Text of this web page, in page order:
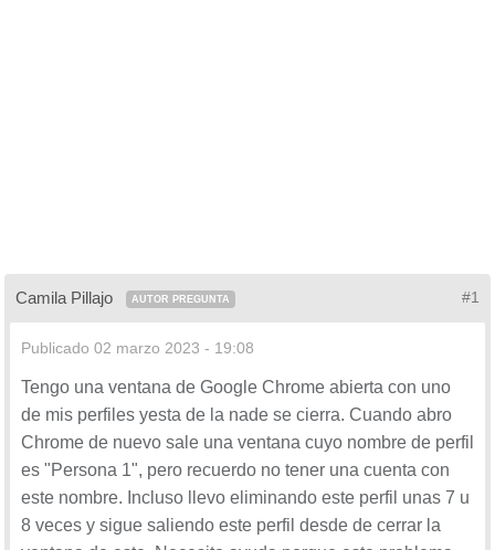
Camila Pillajo AUTOR PREGUNTA #1
Publicado 02 marzo 2023 - 19:08
Tengo una ventana de Google Chrome abierta con uno
de mis perfiles yesta de la nade se cierra. Cuando abro
Chrome de nuevo sale una ventana cuyo nombre de perfil
es "Persona 1", pero recuerdo no tener una cuenta con
este nombre. Incluso llevo eliminando este perfil unas 7 u
8 veces y sigue saliendo este perfil desde de cerrar la